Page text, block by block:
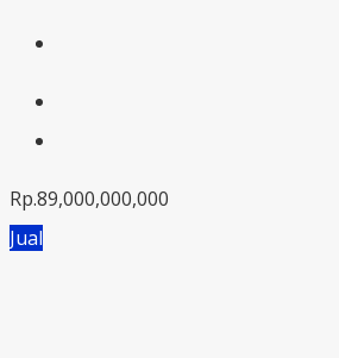
Rp.89,000,000,000
Jual